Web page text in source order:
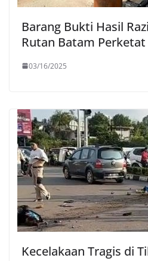
Barang Bukti Hasil
Rutan Batam
03/16/2025
Kecelakaan Tragis di